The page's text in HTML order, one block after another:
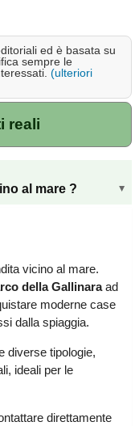
ed è basata su
sempre le
(ulteriori
reali
al mare ? ▸
vicino al mare.
della Gallinaraad
moderne case
dalla spiaggia.
diverse tipologie,
ideali per le
direttamente